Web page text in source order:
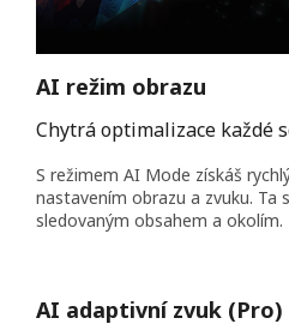
AI režim obrazu
Chytrá optimalizace každé
S režimem AI Mode získáš
nastavením obrazu a zvuku. Ta
sledovaným obsahem a okolím.
AI adaptivní zvuk (Pro)